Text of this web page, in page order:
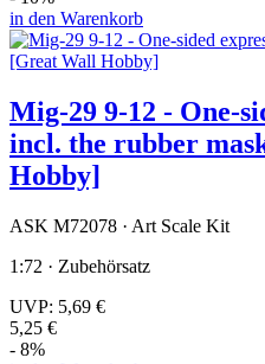
in den Warenkorb
Mig-29 9-12 - One-
incl. the rubber
Hobby]
ASK M72078 · Art Scale Kit
1:72 · Zubehörsatz
UVP: 5,69 €
5,25 €
- 8%